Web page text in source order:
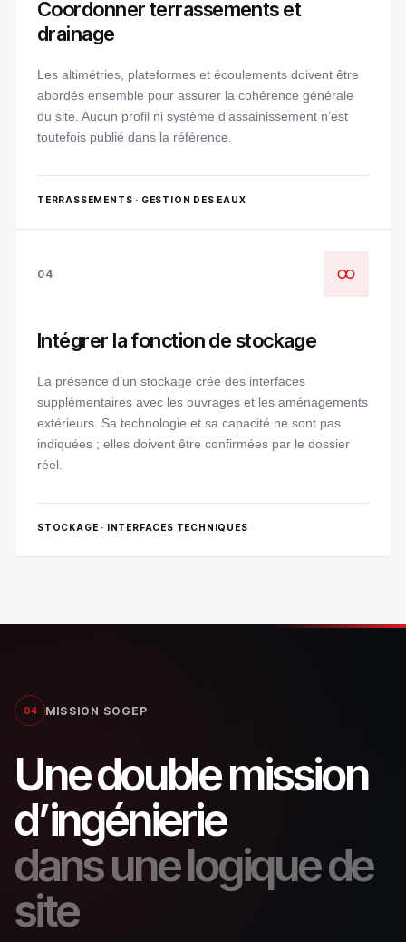
Coordonner terrassements et
drainage
Les altimétries, plateformes et écoulements doivent être
abordés ensemble pour assurer la cohérence générale
du site. Aucun profil ni système d’assainissement n’est
toutefois publié dans la référence.
TERRASSEMENTS · GESTION DES EAUX
04
Intégrer la fonction de stockage
La présence d’un stockage crée des interfaces
supplémentaires avec les ouvrages et les aménagements
extérieurs. Sa technologie et sa capacité ne sont pas
indiquées ; elles doivent être confirmées par le dossier
réel.
STOCKAGE · INTERFACES TECHNIQUES
04 MISSION SOGEP
Une double mission
d’ingénierie
dans une logique de
site